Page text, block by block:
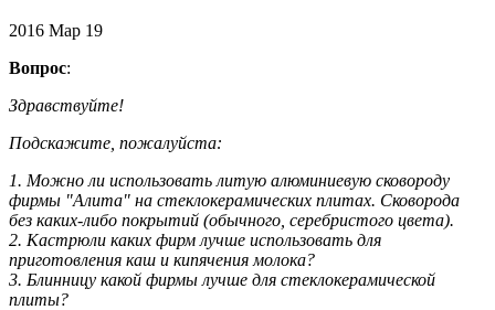
2016 Мар 19
Вопрос:
Здравствуйте!
Подскажите, пожалуйста:
1. Можно ли использовать литую алюминиевую сковороду
фирмы "Алита" на стеклокерамических плитах. Сковорода
без каких-либо покрытий (обычного, серебристого цвета).
2. Кастрюли каких фирм лучше использовать для
приготовления каш и кипячения молока?
3. Блинницу какой фирмы лучше для стеклокерамической
плиты?